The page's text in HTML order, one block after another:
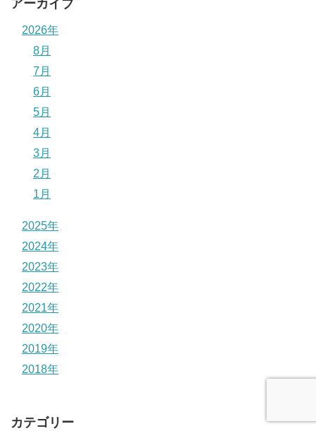
アーカイブ
2026年
8月
7月
6月
5月
4月
3月
2月
1月
2025年
2024年
2023年
2022年
2021年
2020年
2019年
2018年
カテゴリー